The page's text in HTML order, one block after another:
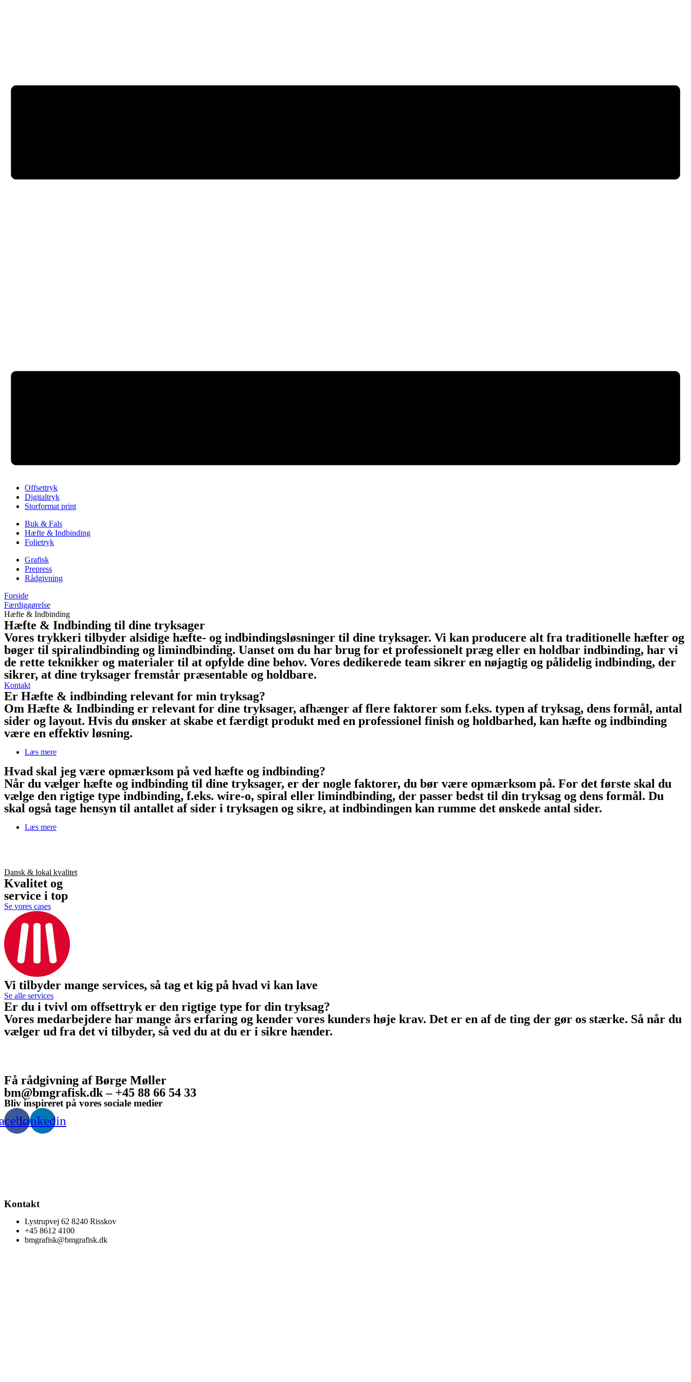
Offsettryk
Digitaltryk
Storformat print
Buk & Fals
Hæfte & Indbinding
Folietryk
Grafisk
Prepress
Rådgivning
Forside
Færdiggørelse
Hæfte & Indbinding
Hæfte & Indbinding til dine tryksager
Vores trykkeri tilbyder alsidige hæfte- og indbindingsløsninger til dine tryksager. Vi kan producere alt fra traditionelle hæfter og
bøger til spiralindbinding og limindbinding. Uanset om du har brug for et professionelt præg eller en holdbar indbinding, har vi
de rette teknikker og materialer til at opfylde dine behov. Vores dedikerede team sikrer en nøjagtig og pålidelig indbinding, der
sikrer, at dine tryksager fremstår præsentable og holdbare.
Kontakt
Er Hæfte & indbinding relevant for min tryksag?
Om Hæfte & Indbinding er relevant for dine tryksager, afhænger af flere faktorer som f.eks. typen af tryksag, dens formål, antal
sider og layout. Hvis du ønsker at skabe et færdigt produkt med en professionel finish og holdbarhed, kan hæfte og indbinding
være en effektiv løsning.
Læs mere
Hvad skal jeg være opmærksom på ved hæfte og indbinding?
Når du vælger hæfte og indbinding til dine tryksager, er der nogle faktorer, du bør være opmærksom på. For det første skal du
vælge den rigtige type indbinding, f.eks. wire-o, spiral eller limindbinding, der passer bedst til din tryksag og dens formål. Du
skal også tage hensyn til antallet af sider i tryksagen og sikre, at indbindingen kan rumme det ønskede antal sider.
Læs mere
Dansk & lokal kvalitet
Kvalitet og
service i top
Se vores cases
Vi tilbyder mange services, så tag et kig på hvad vi kan lave
Se alle services
Er du i tvivl om offsettryk er den rigtige type for din tryksag?
Vores medarbejdere har mange års erfaring og kender vores kunders høje krav. Det er en af de ting der gør os stærke. Så når du
vælger ud fra det vi tilbyder, så ved du at du er i sikre hænder.
Få rådgivning af Børge Møller
bm@bmgrafisk.dk – +45 88 66 54 33
Bliv inspireret på vores sociale medier
Linkedin
Kontakt
Lystrupvej 62 8240 Risskov
+45 8612 4100
bmgrafisk@bmgrafisk.dk